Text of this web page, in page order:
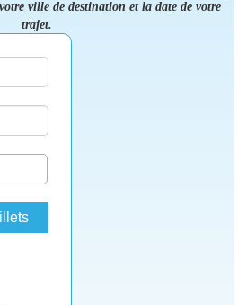
ville de destination et la date de votre
trajet.